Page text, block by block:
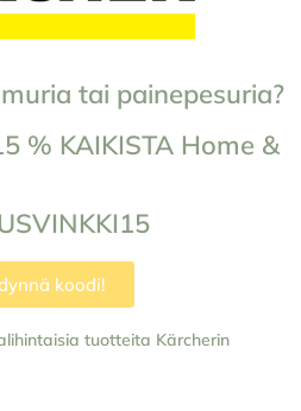
tai painepesuria?
% KAIKISTA Home &
koodi!
tuotteita Kärcherin